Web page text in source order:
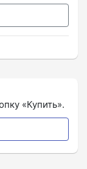
«Купить».